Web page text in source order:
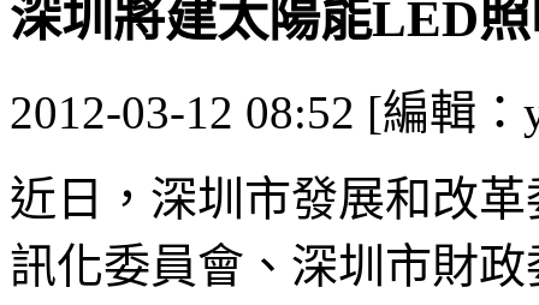
深圳將建太陽能LED
2012-03-12 08:52 [編輯：
近日，深圳市發展和改
訊化委員會、深圳市財